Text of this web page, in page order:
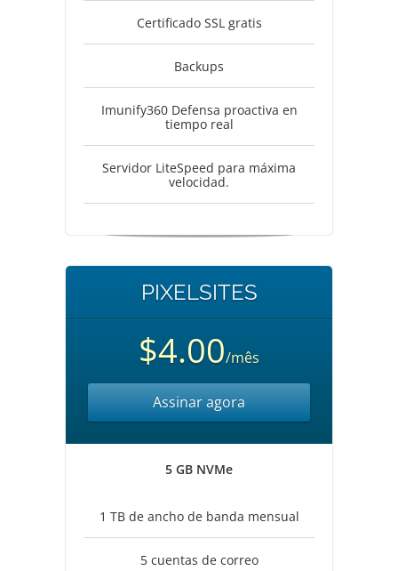
Certificado SSL gratis
Backups
Imunify360 Defensa proactiva en
tiempo real
Servidor LiteSpeed para máxima
velocidad.
PIXELSITES
$4.00/mês
Assinar agora
5 GB NVMe
1 TB de ancho de banda mensual
5 cuentas de correo